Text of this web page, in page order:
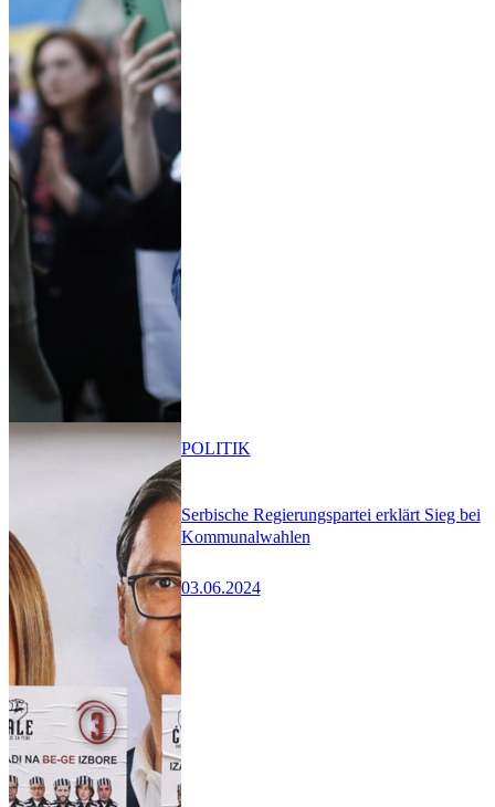
Serbische Regierungspartei erklärt Sieg bei
Kommunalwahlen
03.06.2024
POLITIK